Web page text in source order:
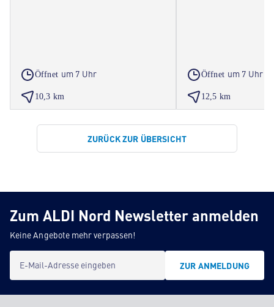
Öffnet um 7 Uhr
10,3 km
Öffnet um 7 Uhr
12,5 km
ZURÜCK ZUR ÜBERSICHT
Zum ALDI Nord Newsletter anmelden
Keine Angebote mehr verpassen!
E-Mail-Adresse eingeben ZUR ANMELDUNG